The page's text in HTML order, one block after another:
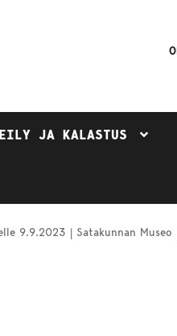
JA KALASTUS
9.9.2023 | Satakunnan